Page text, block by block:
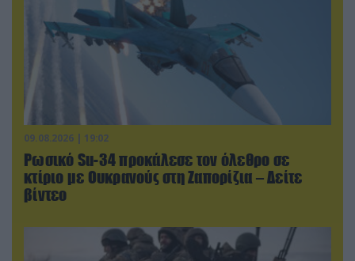
09.08.2026 | 19:02
Ρωσικό Su-34 προκάλεσε τον όλεθρο σε
κτίριο με Ουκρανούς στη Ζαπορίζια – Δείτε
βίντεο